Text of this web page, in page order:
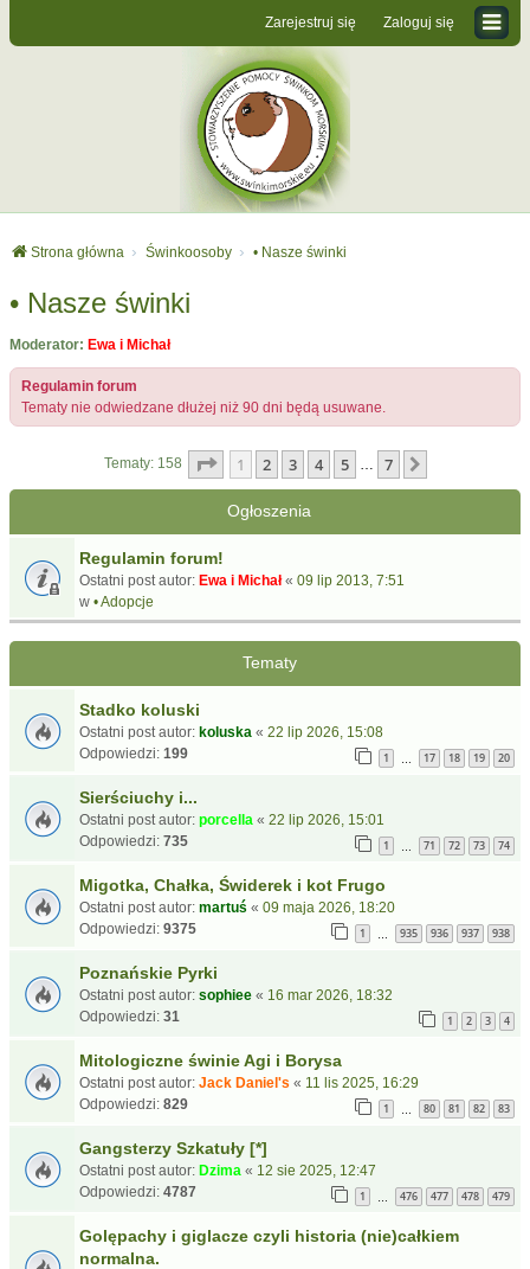
Zaloguj się
Zarejestruj się
Strona główna Świnkoosoby • Nasze świnki
• Nasze świnki
Moderator: Ewa i Michał
Regulamin forum
Tematy nie odwiedzane dłużej niż 90 dni będą usuwane.
Tematy: 158 Strona1 z7
1 2 3 4 5 … 7
Ogłoszenia
Regulamin forum!
Ostatni post autor: Ewa i Michał« 09 lip 2013, 7:51
w • Adopcje
Tematy
Stadko koluski
Ostatni post autor: koluska « 22 lip 2026, 15:08
Odpowiedzi: 199 1 17 18 19 20
Sierściuchy i...
Ostatni post autor: porcella « 22 lip 2026, 15:01
Odpowiedzi: 735 1 71 72 73 74
Migotka, Chałka, Świderek i kot Frugo
Ostatni post autor: martuś « 09 maja 2026, 18:20
Odpowiedzi: 9375 1 935 936 937 938
Poznańskie Pyrki
Ostatni post autor: sophiee « 16 mar 2026, 18:32
Odpowiedzi: 31 1 2 3 4
Mitologiczne świnie Agi i Borysa
Ostatni post autor: Jack Daniel's « 11 lis 2025, 16:29
Odpowiedzi: 829 1 80 81 82 83
Gangsterzy Szkatuły [*]
Ostatni post autor: Dzima « 12 sie 2025, 12:47
Odpowiedzi: 4787 1 476 477 478 479
Golępachy i giglacze czyli historia (nie)całkiem
normalna.